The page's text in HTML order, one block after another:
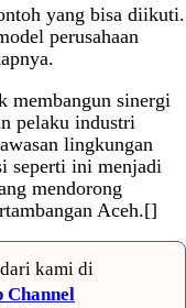
yang bisa diikuti.
perusahaan
membangun sinergi
pelaku industri
lingkungan
seperti ini menjadi
mendorong
Aceh.[]
kami di
Channel